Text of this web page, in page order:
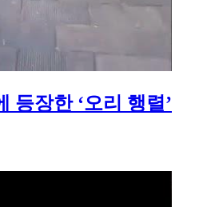
등장한 ‘오리 행렬’